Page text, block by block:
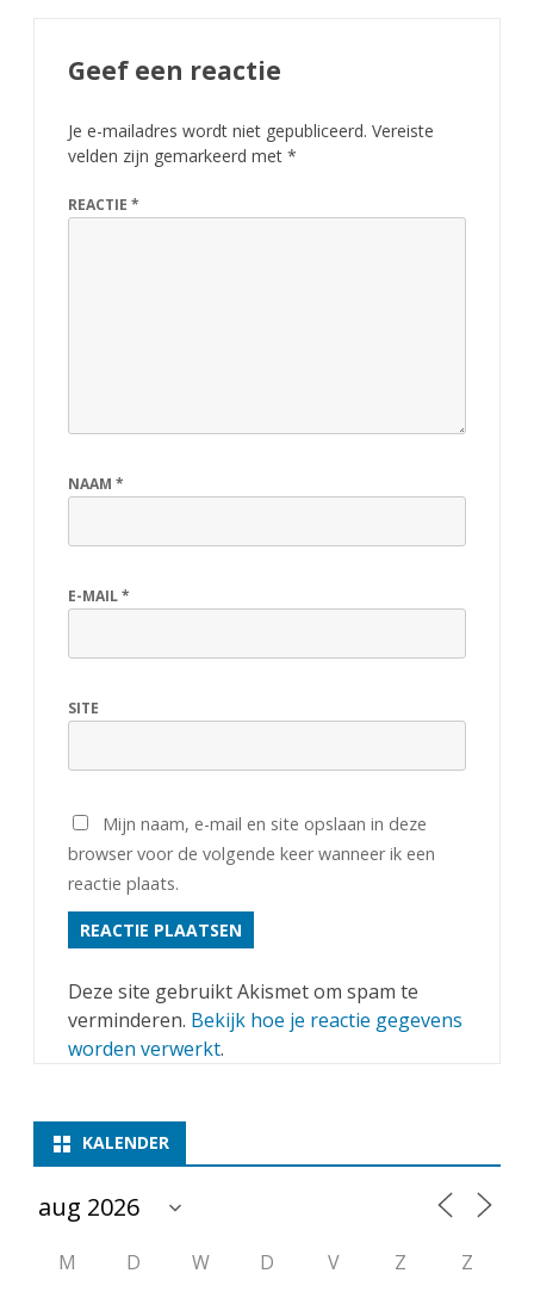
Geef een reactie
Je e-mailadres wordt niet gepubliceerd. Vereiste
velden zijn gemarkeerd met *
REACTIE *
NAAM *
E-MAIL*
SITE
Mijn naam, e-mail en site opslaan in deze
browser voor de volgende keer wanneer ik een
reactie plaats.
Deze site gebruikt Akismet om spam te
verminderen. Bekijk hoe je reactie gegevens
worden verwerkt.
KALENDER
M D W D V Z
Z